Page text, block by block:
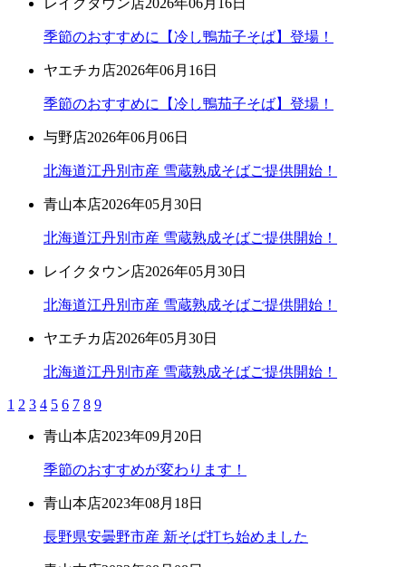
季節のおすすめに【冷し鴨茄子そば】登場！
ヤエチカ店2026年06月16日
季節のおすすめに【冷し鴨茄子そば】登場！
与野店2026年06月06日
北海道江丹別市産 雪蔵熟成そばご提供開始！
青山本店2026年05月30日
北海道江丹別市産 雪蔵熟成そばご提供開始！
レイクタウン店2026年05月30日
北海道江丹別市産 雪蔵熟成そばご提供開始！
ヤエチカ店2026年05月30日
北海道江丹別市産 雪蔵熟成そばご提供開始！
1 2 3 4 5 6 7 8 9
青山本店2023年09月20日
季節のおすすめが変わります！
青山本店2023年08月18日
長野県安曇野市産 新そば打ち始めました